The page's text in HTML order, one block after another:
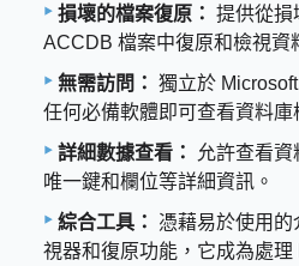
損壞的檔案復原： 提供從損
ACCDB 檔案中復原和檢視資
無需訪問： 獨立於
任何必備軟體即可查看資料庫
詳細數據查看：
允許查看資
唯一鍵和欄位等詳細資訊。
綜合工具：
憑藉易於使用
視器和復原功能，它成為處